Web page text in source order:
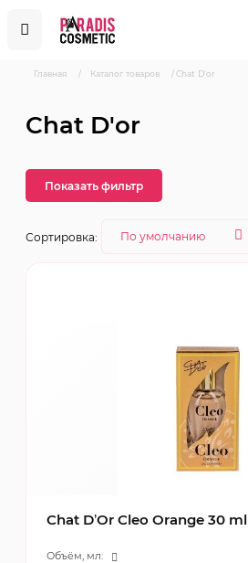
Главная / Каталог товаров /Chat D'or
Chat D'or
Показать фильтр
Сортировка:
Chat D’Or Cleo Orange 30 ml
Объём, мл: